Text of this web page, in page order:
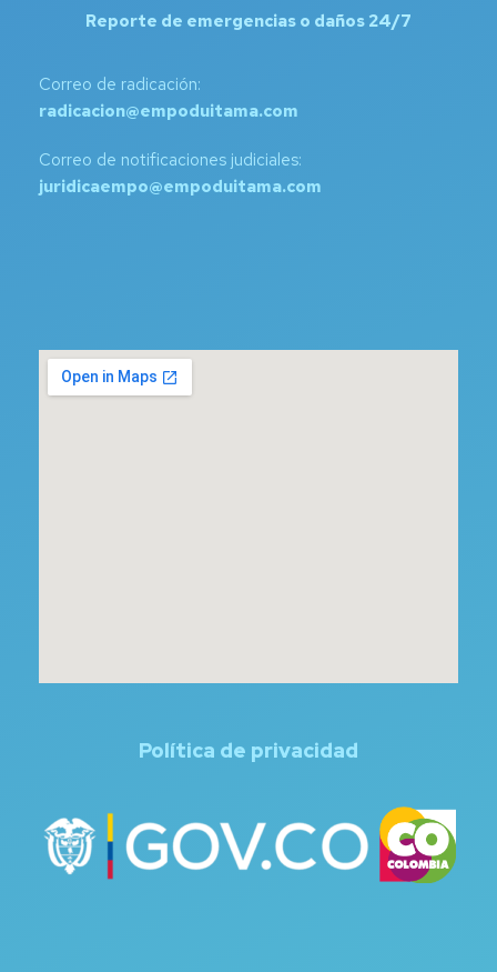
Reporte de emergencias o daños 24/7
Correo de radicación:
radicacion@empoduitama.com
Correo de notificaciones judiciales:
juridicaempo@empoduitama.com
Política de privacidad